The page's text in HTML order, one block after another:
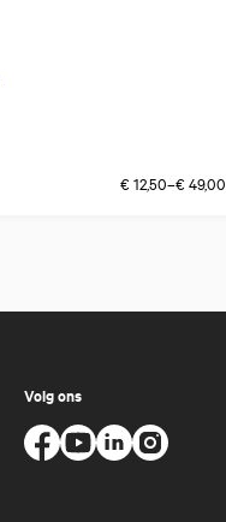
€ 12,50–€ 49,00
Volg ons